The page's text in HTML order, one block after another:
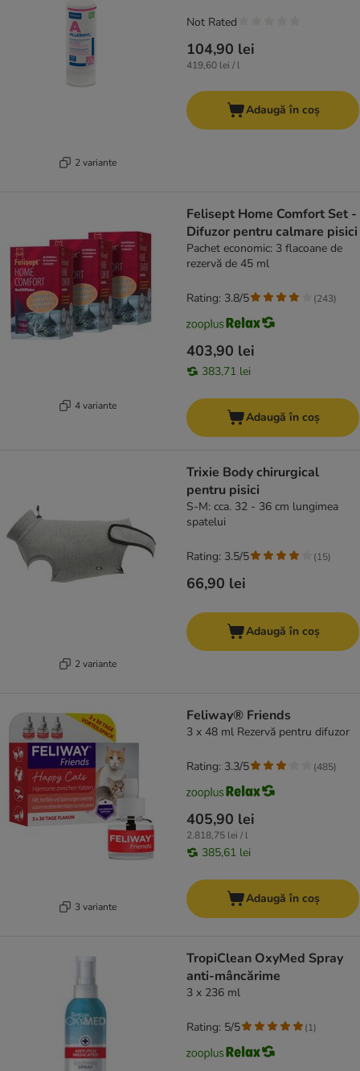
2 variante
104,90 lei
419,60 lei / l
Not Rated
Adaugă în coș
4 variante
Felisept Home Comfort Set -
Difuzor pentru calmare pisici
Pachet economic: 3 flacoane de
rezervă de 45 ml
403,90 lei
383,71 lei
Rating: 3.8/5 (243)
Adaugă în coș
2 variante
Trixie Body chirurgical
pentru pisici
S-M: cca. 32 - 36 cm lungimea
spatelui
66,90 lei
Rating: 3.5/5 (15)
Adaugă în coș
3 variante
Feliway® Friends
3 x 48 ml Rezervă pentru difuzor
405,90 lei
2.818,75 lei / l
385,61 lei
Rating: 3.3/5 (485)
Adaugă în coș
TropiClean OxyMed Spray
anti-mâncărime
3 x 236 ml
Rating: 5/5 (1)